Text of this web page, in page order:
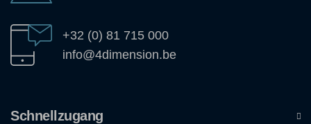
+32 (0) 81 715 000
info@4dimension.be
Schnellzugang